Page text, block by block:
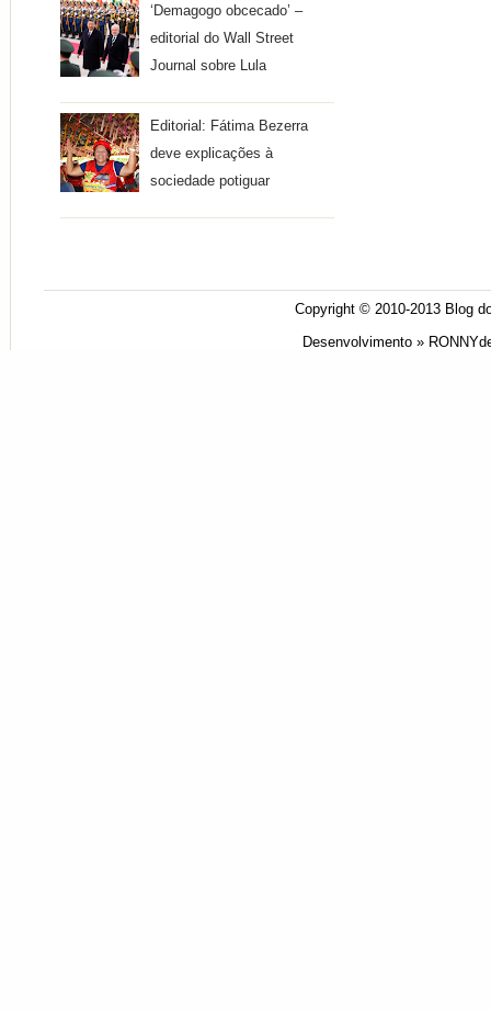
‘Demagogo obcecado’ –
editorial do Wall Street
Journal sobre Lula
Editorial: Fátima Bezerra
deve explicações à
sociedade potiguar
Copyright © 2010-2013 Blog
Desenvolvimento »